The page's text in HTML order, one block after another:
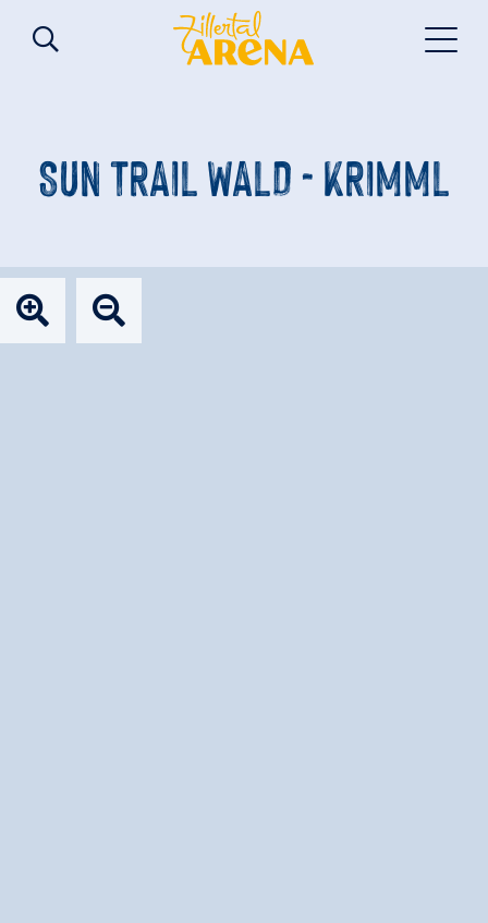
SUN TRAIL WALD - KRIMML